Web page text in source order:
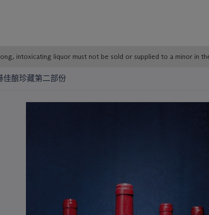
intoxicating liquor must not be sold or supplied to a minor in
佳酿珍藏第二部份